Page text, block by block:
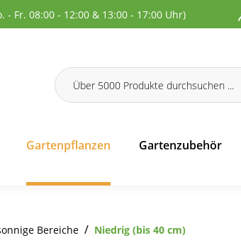
springen
- Fr. 08:00 - 12:00 & 13:00 - 17:00 Uhr)
Gartenpflanzen Gartenzubehör
Bereiche / Niedrig (bis 40 cm)